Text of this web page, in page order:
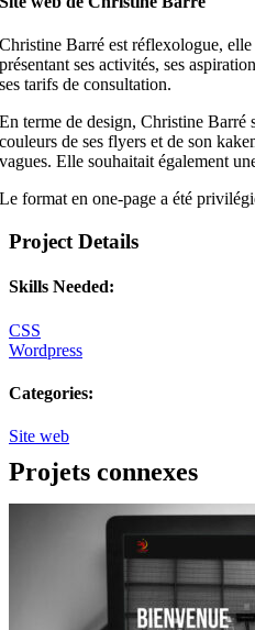
Christine Barré est réflexologue,
présentant ses activités, ses
ses tarifs de consultation.
En terme de design, Christine Barré
couleurs de ses flyers et de son
vagues. Elle souhaitait également
Le format en one-page a été
Project Details
Skills Needed:
CSS
Wordpress
Categories:
Site web
Projets connexes